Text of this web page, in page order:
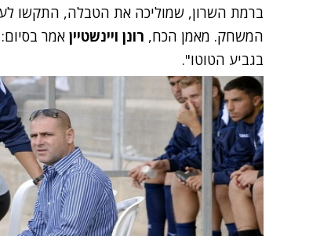
ברמת השרון, שמוליכה את הטבלה, התקשו
המשחק. מאמן הכח, רונן ויינשטיין אמר
בגביע הטוטו".